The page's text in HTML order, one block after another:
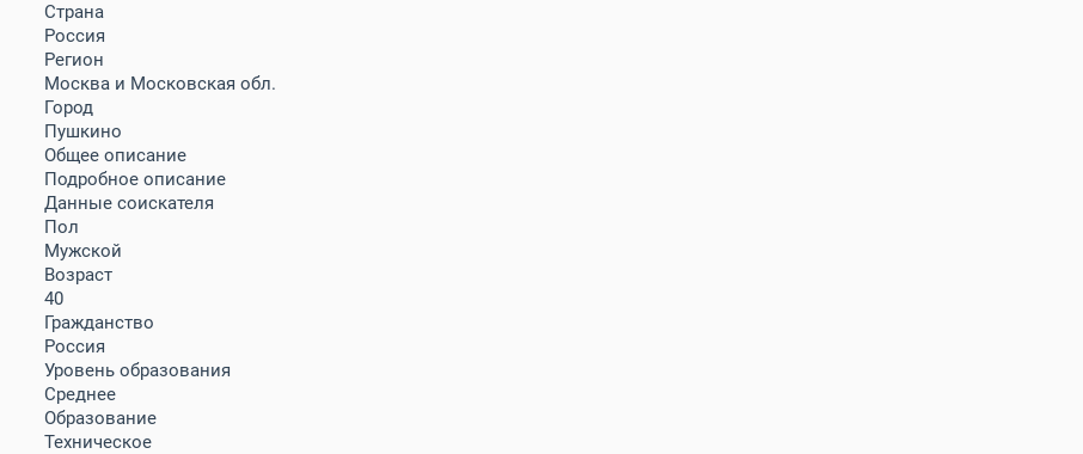
Страна
Россия
Регион
Москва и Московская обл.
Город
Пушкино
Общее описание
Подробное описание
Данные соискателя
Пол
Мужской
Возраст
40
Гражданство
Россия
Уровень образования
Среднее
Образование
Техническое